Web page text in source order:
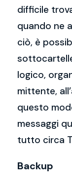
difficile
quando ne
ciò, è
logico,
mittente,
questo
messaggi
tutto circa
Backup